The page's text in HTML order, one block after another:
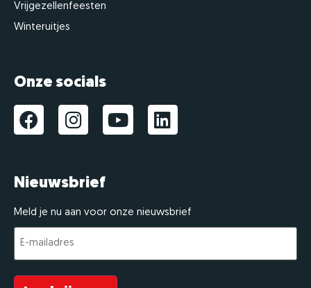
Vrijgezellenfeesten
Winteruitjes
Onze socials
Nieuwsbrief
Meld je nu aan voor onze nieuwsbrief
E-
mailadres (Vereist)